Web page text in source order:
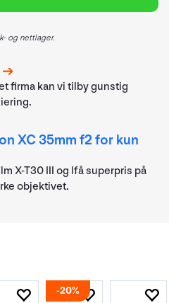
og nettlager.
firma kan vi tilby gunstig
XC 35mm f2 for kun
X-T30 III og lfå superpris på
objektivet.
20%